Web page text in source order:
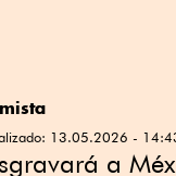
13.05.2026 -
a